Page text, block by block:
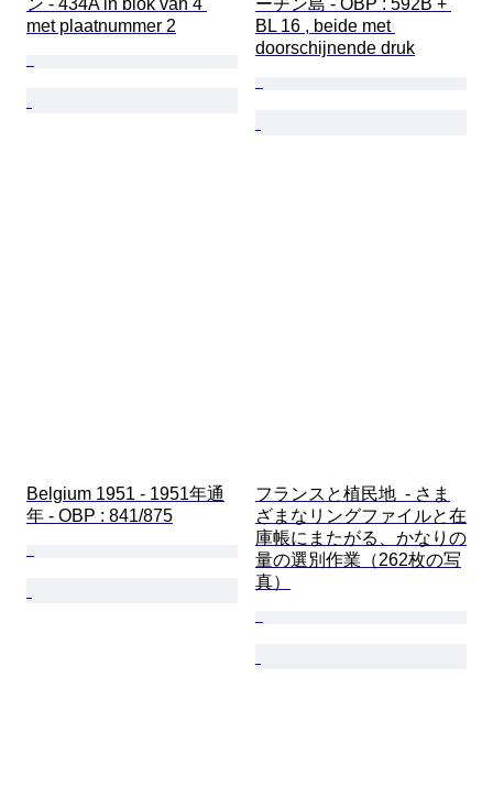
ン - 434A in blok van 4
met plaatnummer 2
ーチン島 - OBP : 592B +
BL 16 , beide met
doorschijnende druk
Belgium 1951 - 1951年通
年 - OBP : 841/875
フランスと植民地  - さま
ざまなリングファイルと在
庫帳にまたがる、かなりの
量の選別作業（262枚の写
真）